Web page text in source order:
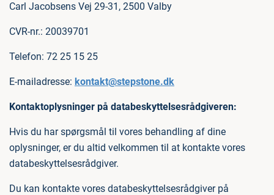
Carl Jacobsens Vej 29-31, 2500 Valby
CVR-nr.: 20039701
Telefon: 72 25 15 25
E-mailadresse: kontakt@stepstone.dk
Kontaktoplysninger på databeskyttelsesrådgiveren:
Hvis du har spørgsmål til vores behandling af dine
oplysninger, er du altid velkommen til at kontakte vores
databeskyttelsesrådgiver.
Du kan kontakte vores databeskyttelsesrådgiver på